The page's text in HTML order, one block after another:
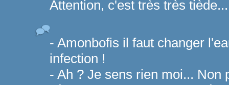
Attention, c'est très très tiède...
- Amonbofis il faut changer
infection !
- Ah ? Je sens rien moi... Non